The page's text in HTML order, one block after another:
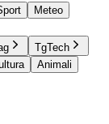
Meteo
TgTech
Animali